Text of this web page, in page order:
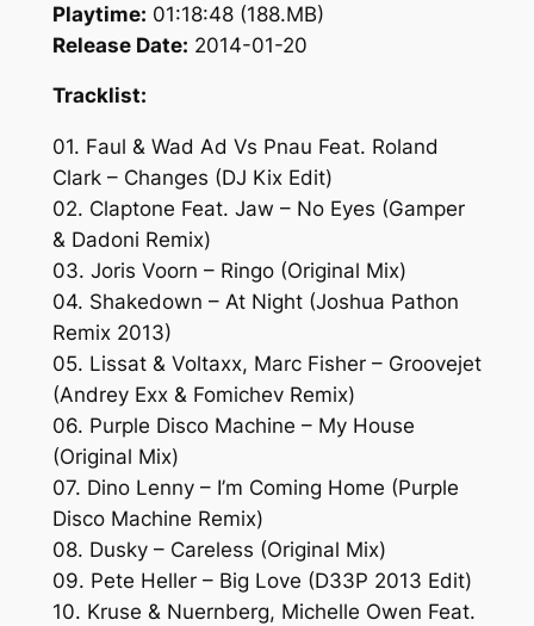
Playtime: 01:18:48 (188.MB)
Release Date: 2014-01-20
Tracklist:
01. Faul & Wad Ad Vs Pnau Feat. Roland
Clark – Changes (DJ Kix Edit)
02. Claptone Feat. Jaw – No Eyes (Gamper
& Dadoni Remix)
03. Joris Voorn – Ringo (Original Mix)
04. Shakedown – At Night (Joshua Pathon
Remix 2013)
05. Lissat & Voltaxx, Marc Fisher – Groovejet
(Andrey Exx & Fomichev Remix)
06. Purple Disco Machine – My House
(Original Mix)
07. Dino Lenny – I’m Coming Home (Purple
Disco Machine Remix)
08. Dusky – Careless (Original Mix)
09. Pete Heller – Big Love (D33P 2013 Edit)
10. Kruse & Nuernberg, Michelle Owen Feat.